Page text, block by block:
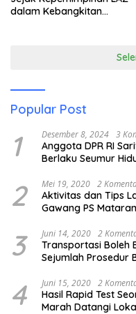
dalam Kebangkitan
Popular Post
1 Desember 8, 2024 3
Anggota DPR RI
Berlaku Seumur
2 Mei 19, 2020 2
Aktivitas dan Tips
Gawang PS
3 Juni 14, 2020 2
Transportasi Boleh
Sejumlah Prosedur
4 Juni 15, 2020 2
Hasil Rapid Test
Marah Datangi